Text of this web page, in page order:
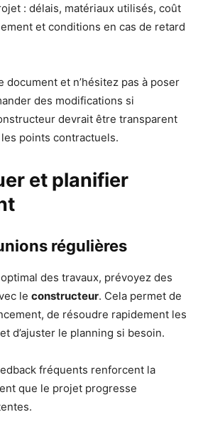
: délais, matériaux utilisés, coût
et conditions en cas de retard
document et n’hésitez pas à poser
des modifications si
devrait être transparent
points contractuels.
et planifier
régulières
des travaux, prévoyez des
le constructeur. Cela permet de
de résoudre rapidement les
d’ajuster le planning si besoin.
fréquents renforcent la
que le projet progresse